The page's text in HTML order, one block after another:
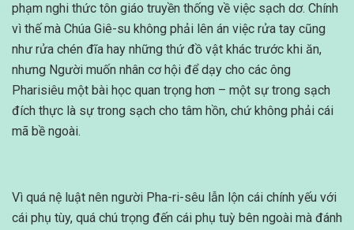
phạm nghi thức tôn giáo truyền thống về việc sạch dơ. Chính
vì thế mà Chúa Giê-su không phải lên án việc rửa tay cũng
như rửa chén đĩa hay những thứ đồ vật khác trước khi ăn,
nhưng Người muốn nhân cơ hội để dạy cho các ông
Pharisiêu một bài học quan trọng hơn – một sự trong sạch
đích thực là sự trong sạch cho tâm hồn, chứ không phải cái
mã bề ngoài.
Vì quá nệ luật nên người Pha-ri-sêu lẫn lộn cái chính yếu với
cái phụ tùy, quá chú trọng đến cái phụ tuỳ bên ngoài mà đánh